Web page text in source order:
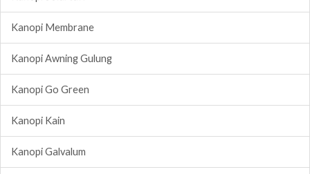
Kanopi Membrane
Kanopi Awning Gulung
Kanopi Go Green
Kanopi Kain
Kanopi Galvalum